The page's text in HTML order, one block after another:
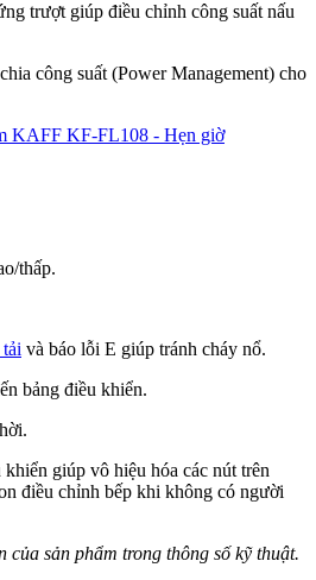
trượt giúp điều chỉnh công suất nấu
công suất (Power Management) cho
thấp.
và báo lỗi E giúp tránh cháy nổ.
bảng điều khiển.
giúp vô hiệu hóa các nút trên
điều chỉnh bếp khi không có người
của sản phẩm trong thông số kỹ thuật.